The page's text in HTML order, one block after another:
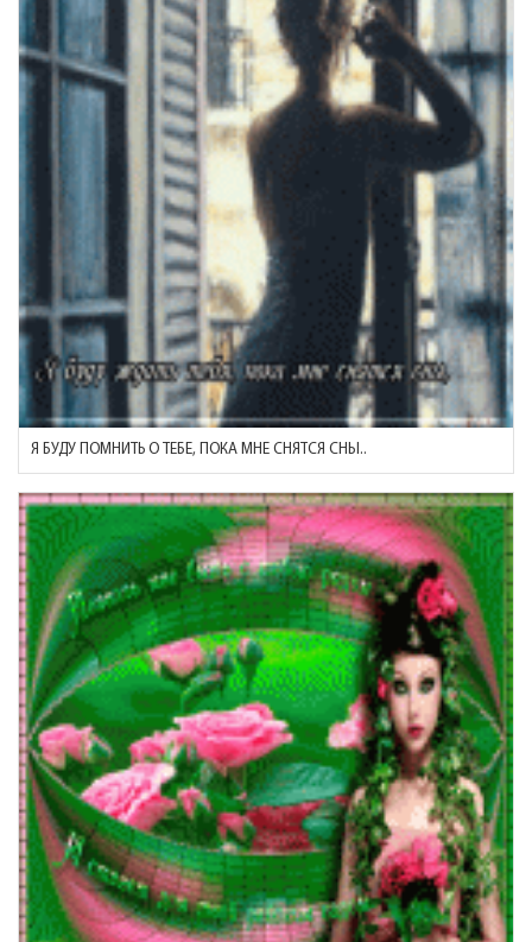
Я БУДУ ПОМНИТЬ О ТЕБЕ, ПОКА МНЕ СНЯТСЯ СНЫ..